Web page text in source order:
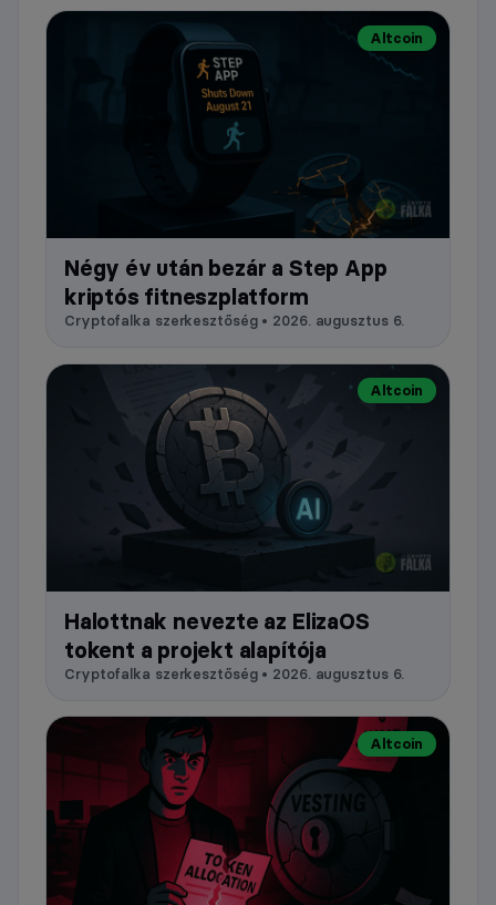
Altcoin
Négy év után bezár a Step App
kriptós fitneszplatform
Cryptofalka szerkesztőség • 2026. augusztus 6.
Altcoin
Halottnak nevezte az ElizaOS
tokent a projekt alapítója
Cryptofalka szerkesztőség • 2026. augusztus 6.
Altcoin